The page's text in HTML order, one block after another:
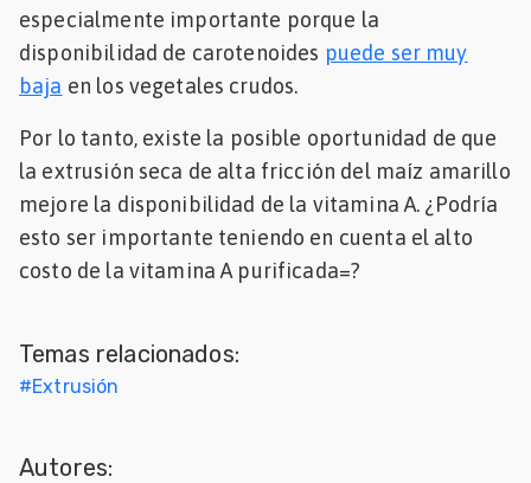
especialmente importante porque la
disponibilidad de carotenoides puede ser muy
baja en los vegetales crudos.
Por lo tanto, existe la posible oportunidad de que
la extrusión seca de alta fricción del maíz amarillo
mejore la disponibilidad de la vitamina A. ¿Podría
esto ser importante teniendo en cuenta el alto
costo de la vitamina A purificada=?
Temas relacionados:
#Extrusión
Autores: